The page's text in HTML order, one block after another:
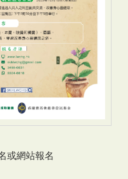
或網站報名